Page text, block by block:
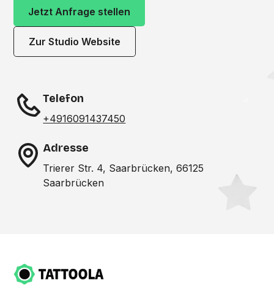
Jetzt Anfrage stellen
Zur Studio Website
Telefon
+4916091437450
Adresse
Trierer Str. 4, Saarbrücken, 66125
Saarbrücken